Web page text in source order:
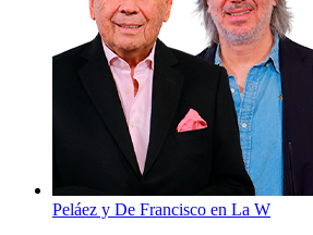
Peláez y De Francisco en La W